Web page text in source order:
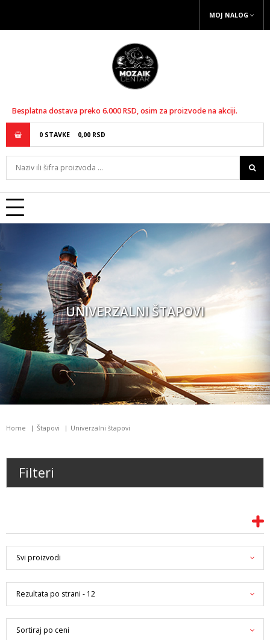
MOJ NALOG
Besplatna dostava preko 6.000 RSD, osim za proizvode na akciji.
0 STAVKE 0,00 RSD
UNIVERZALNI ŠTAPOVI
Home Štapovi Univerzalni štapovi
Filteri